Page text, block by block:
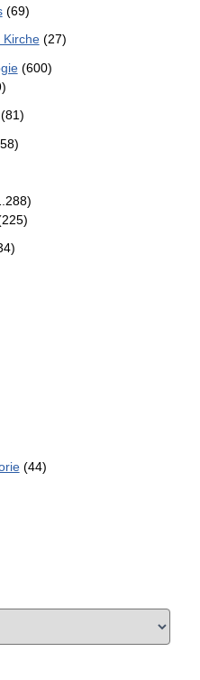
(69)
Kirche(27)
(600)
(44)